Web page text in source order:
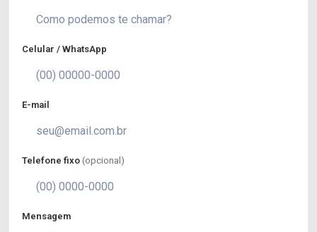
Celular / WhatsApp
E-mail
Telefone fixo (opcional)
Mensagem